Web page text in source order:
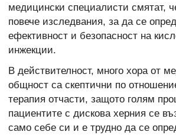
медицински специалисти смятат,
повече изследвания, за да се
ефективност и безопасност на
инжекции.
В действителност, много хора от
общност са скептични по
терапия отчасти, защото голям
пациентите с дискова херния се
само себе си и е трудно да се